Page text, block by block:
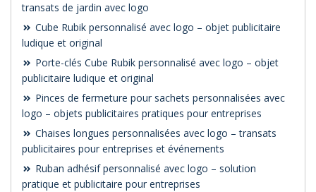
transats de jardin avec logo
Cube Rubik personnalisé avec logo – objet publicitaire
ludique et original
Porte-clés Cube Rubik personnalisé avec logo – objet
publicitaire ludique et original
Pinces de fermeture pour sachets personnalisées avec
logo – objets publicitaires pratiques pour entreprises
Chaises longues personnalisées avec logo – transats
publicitaires pour entreprises et événements
Ruban adhésif personnalisé avec logo – solution
pratique et publicitaire pour entreprises